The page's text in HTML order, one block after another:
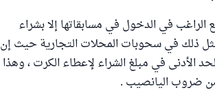
الراغب في الدخول في مسابقاتها إلا بشراء
ذلك في سحوبات المحلات التجارية حيث إن
الأدنى في مبلغ الشراء لإعطاء الكرت ، وهذا
ضروب اليانصيب .